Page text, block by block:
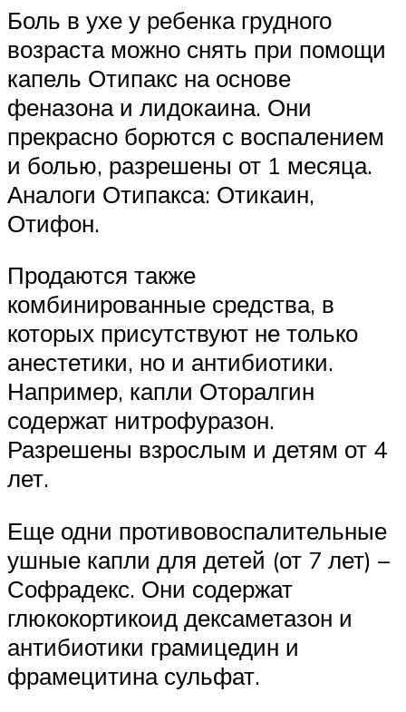
Боль в ухе у ребенка грудного
возраста можно снять при помощи
капель Отипакс на основе
феназона и лидокаина. Они
прекрасно борются с воспалением
и болью, разрешены от 1 месяца.
Аналоги Отипакса: Отикаин,
Отифон.
Продаются также
комбинированные средства, в
которых присутствуют не только
анестетики, но и антибиотики.
Например, капли Оторалгин
содержат нитрофуразон.
Разрешены взрослым и детям от 4
лет.
Еще одни противовоспалительные
ушные капли для детей (от 7 лет) –
Софрадекс. Они содержат
глюкокортикоид дексаметазон и
антибиотики грамицедин и
фрамецитина сульфат.